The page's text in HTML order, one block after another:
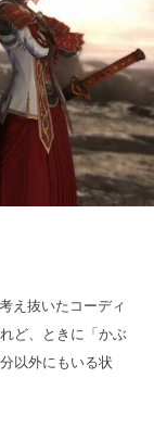
え抜いたコーディ
ど、ときに「かぶ
以外にもいる状